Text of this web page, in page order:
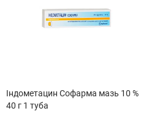
Індометацин Софарма мазь 10 %
40 г 1 туба